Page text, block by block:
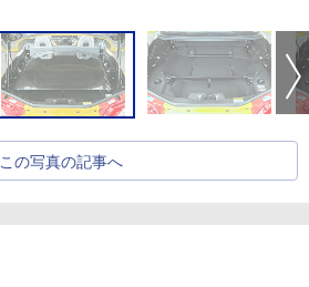
この写真の記事へ